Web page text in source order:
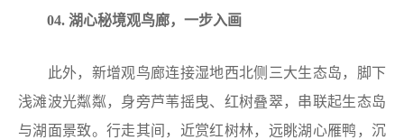
04. 湖心秘境观鸟廊，一步入画
此外，新增观鸟廊连接湿地西北侧三大生态岛，脚下
浅滩波光粼粼，身旁芦苇摇曳、红树叠翠，串联起生态岛
与湖面景致。行走其间，近赏红树林，远眺湖心雁鸭，沉